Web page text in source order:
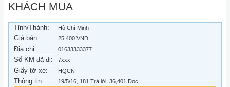
KHÁCH MUA
Tỉnh/Thành: Hồ Chí Minh
Giá bán: 25,400 VNĐ
Địa chỉ: 01633333377
Số KM đã đi: 7xxx
Giấy tờ xe: HQCN
Thông tin: 19/5/16 , 181 Trả lời, 36,401 Đọc